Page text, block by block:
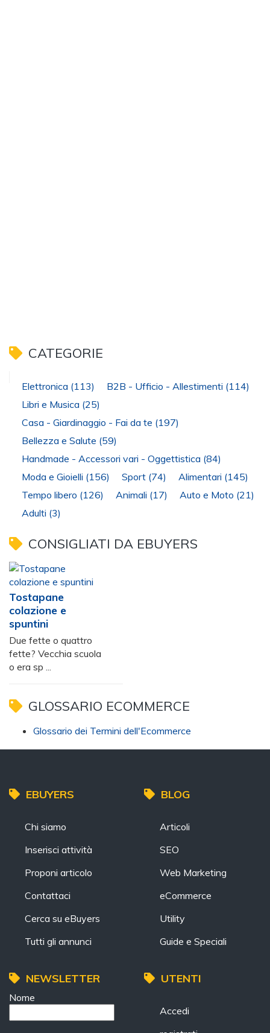
CATEGORIE
Elettronica (113) B2B - Ufficio - Allestimenti (114)
Libri e Musica (25)
Casa - Giardinaggio - Fai da te (197)
Bellezza e Salute (59)
Handmade - Accessori vari - Oggettistica (84)
Moda e Gioielli (156) Sport (74) Alimentari (145)
Tempo libero (126) Animali (17) Auto e Moto (21)
Adulti (3)
CONSIGLIATI DA EBUYERS
Tostapane
colazione e
spuntini
Due fette o quattro
fette? Vecchia scuola
o era sp ...
GLOSSARIO ECOMMERCE
Glossario dei Termini dell'Ecommerce
EBUYERS
Chi siamo
Inserisci attività
Proponi articolo
Contattaci
Cerca su eBuyers
Tutti gli annunci
BLOG
Articoli
SEO
Web Marketing
eCommerce
Utility
Guide e Speciali
NEWSLETTER
Nome
UTENTI
Accedi